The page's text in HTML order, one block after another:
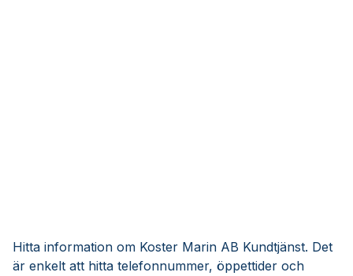
Hitta information om Koster Marin AB Kundtjänst. Det
är enkelt att hitta telefonnummer, öppettider och